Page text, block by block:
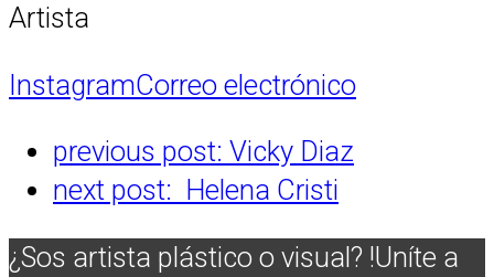
Artista
InstagramCorreo electrónico
previous post: Vicky Diaz
next post: Helena Cristi
¿Sos artista plástico o visual? !Uníte a